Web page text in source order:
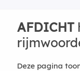
AFDICHT
Deze pagina